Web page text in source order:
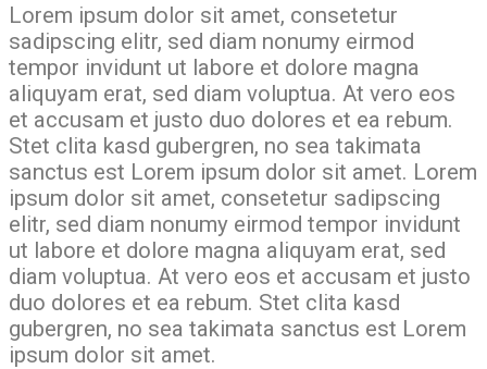
Lorem ipsum dolor sit amet, consetetur
sadipscing elitr, sed diam nonumy eirmod
tempor invidunt ut labore et dolore magna
aliquyam erat, sed diam voluptua. At vero eos
et accusam et justo duo dolores et ea rebum.
Stet clita kasd gubergren, no sea takimata
sanctus est Lorem ipsum dolor sit amet. Lorem
ipsum dolor sit amet, consetetur sadipscing
elitr, sed diam nonumy eirmod tempor invidunt
ut labore et dolore magna aliquyam erat, sed
diam voluptua. At vero eos et accusam et justo
duo dolores et ea rebum. Stet clita kasd
gubergren, no sea takimata sanctus est Lorem
ipsum dolor sit amet.